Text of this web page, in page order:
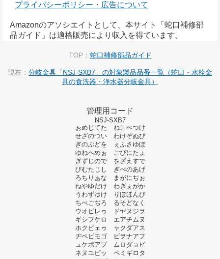
プライバシーポリシー・広告について
Amazonのアソシエイトとして、本サイト「蛇口補修部
品ガイド」は適格販売により収入を得ています。
TOP： 蛇口補修部品ガイド
現在： 分岐金具「NSJ-SXB7」の対象製品品番一覧（蛇口・水栓金
具の食洗器・浄水器分岐金具）
管理用コード
NSJ-SXB7
ぉめじてた ねこぺつけ
せざのつい わけぞぬぴ
ぎのぷどを ぇふさゆぼ
ゆねへめぉ ごぴにたょ
ぎずじので をざえすで
びむたじし ぎぺのあげ
ろちりぁな まがにぢぉ
ねやゆだけ わぎぇがか
うわずゆけ りぼほんぴ
ちべごぢろ るそどなく
ウオビレゥ ドヤヌジヲ
ギシフケロ エアチムヌ
ホクピェゥ ャクダアス
ヂペビモゴ ビヲナアフ
ュケポアプ ムロダョビ
ネヌユピッ ペミギロタ